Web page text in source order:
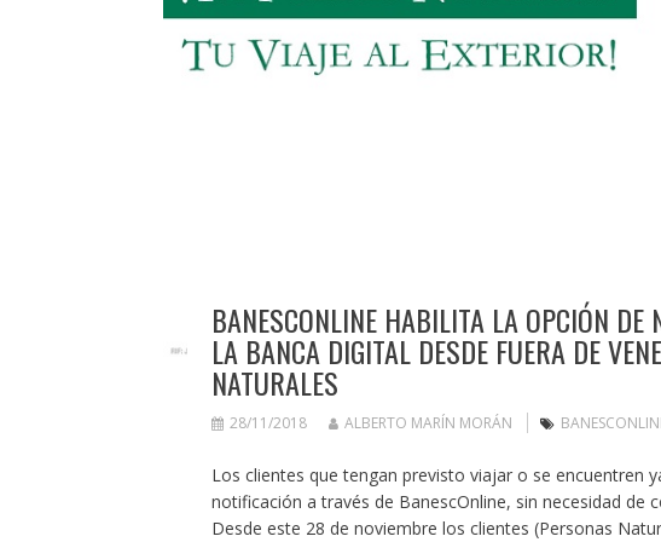
BANESCONLINE HABILITA LA OPCIÓN DE
LA BANCA DIGITAL DESDE FUERA DE
NATURALES
28/11/2018 ALBERTO MARÍN MORÁN
Los clientes que tengan previsto viajar o se encuentren
notificación a través de BanescOnline, sin necesidad de
Desde este 28 de noviembre los clientes (Personas